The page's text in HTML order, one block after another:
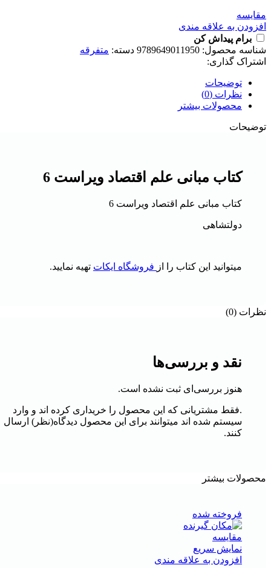
مقايسه
افزودن به علاقه مندی
برام پیداش کن
شناسه محصول: 9789649011950 دسته: متفرقه
اشتراک گذاری:
توضیحات
نظرات (0)
محصولات بیشتر
توضیحات
کتاب مبانی علم اقتصاد ویراست 6
کتاب مبانی علم اقتصاد ویراست 6
دولتشاهی
میتوانید این کتاب را از فروشگاه ایکات تهیه نمایید.
نظرات (0)
نقد و بررسی‌ها
هنوز بررسی‌ای ثبت نشده است.
.فقط مشتریانی که این محصول را خریداری کرده اند و وارد
سیستم شده اند میتوانند برای این محصول دیدگاه(نظر) ارسال
کنند.
محصولات بیشتر
فروخته شده
مقايسه
نمایش سریع
افزودن به علاقه مندی